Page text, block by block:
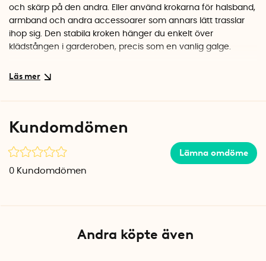
och skärp på den andra. Eller använd krokarna för halsband,
armband och andra accessoarer som annars lätt trasslar
ihop sig. Den stabila kroken hänger du enkelt över
klädstången i garderoben, precis som en vanlig galge.
Robust kvalitet som håller
25,5 x 12 cm gör att den tar minimal plats på stången,
Mått: 25,5 x 12 x 16 cm
Kundomdömen
Lämna omdöme
0 Kundomdömen
Andra köpte även